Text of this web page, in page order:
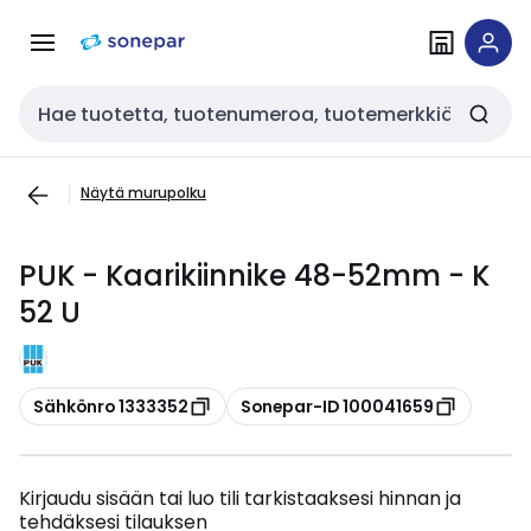
navigointiinsisältöön
Haku
Näytä murupolku
PUK - Kaarikiinnike 48-52mm - K
52 U
Kopioi
Sähkönro 1333352 Kopioi
Sonepar-ID 100041659
Kirjaudu sisään tai luo tili tarkistaaksesi hinnan ja
tehdäksesi tilauksen